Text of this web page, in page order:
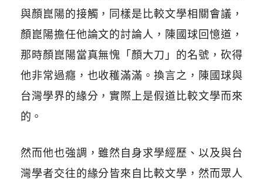
與顏崑陽的接觸，同樣是比較文學相關會議，
顏崑陽擔任他論文的討論人，陳國球回憶道，
那時顏崑陽當真無愧「顏大刀」的名號，砍得
他非常過癮，也收穫滿滿。換言之，陳國球與
台灣學界的緣分，實際上是假道比較文學而來
的。
然而他也強調，雖然自身求學經歷、以及與台
灣學者交往的緣分皆來自比較文學，然而眾人